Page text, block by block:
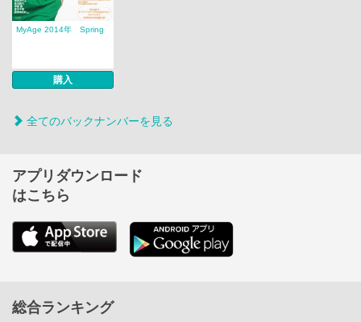
MyAge 2014年 Spring
購入
全てのバックナンバーを見る
アプリダウンロード
はこちら
総合ランキング